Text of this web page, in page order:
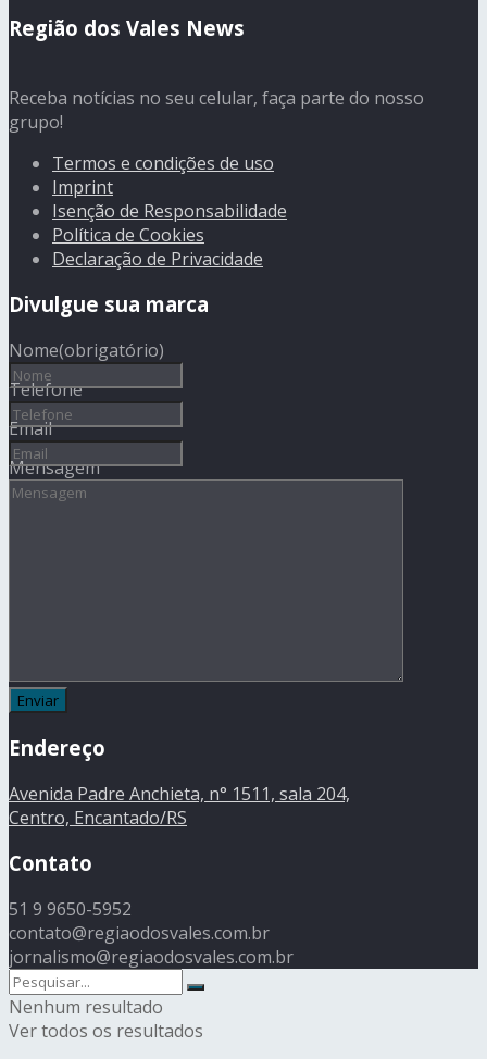
Região dos Vales News
Receba notícias no seu celular, faça parte do nosso
grupo!
Termos e condições de uso
Imprint
Isenção de Responsabilidade
Política de Cookies
Declaração de Privacidade
Divulgue sua marca
Nome(obrigatório)
Telefone
Email
Mensagem
Endereço
Avenida Padre Anchieta, n° 1511, sala 204,
Centro, Encantado/RS
Contato
51 9 9650-5952
contato@regiaodosvales.com.br
jornalismo@regiaodosvales.com.br
Nenhum resultado
Ver todos os resultados